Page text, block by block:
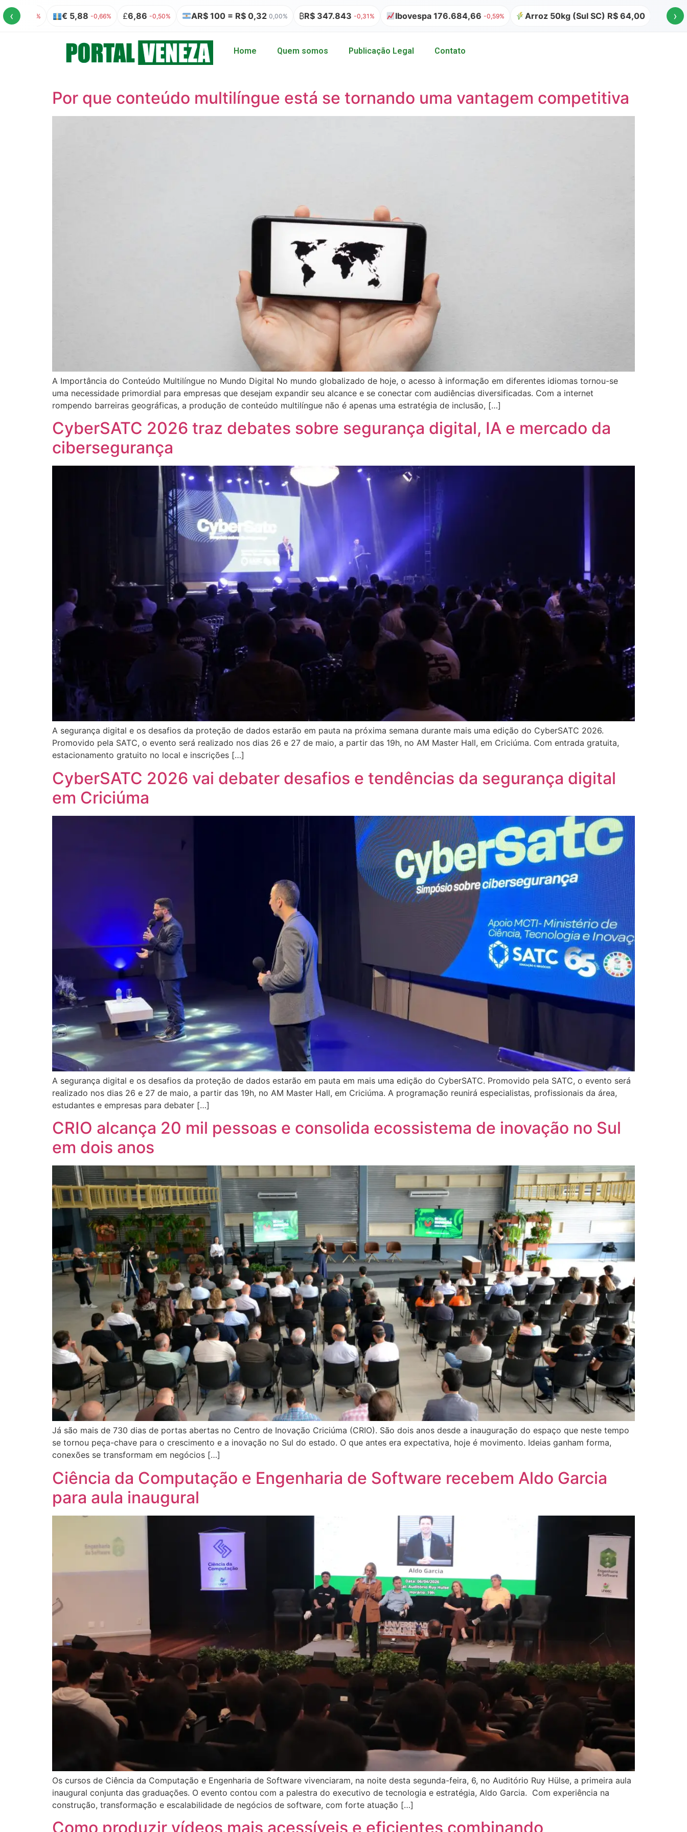
‹ -0,66% 6,86 -0,50% AR$ 100 = R$ 0,32 0,00% ₿R$ 347.843 -0,31% Ibovespa 176.684,66 -0,59% Arroz 50kg (Sul SC) R$ 64,00 Atualizado em 06/08 às
›
Home Quem somos Publicação Legal Contato
Por que conteúdo multilíngue está se tornando uma vantagem competitiva
A Importância do Conteúdo Multilíngue no Mundo Digital No mundo globalizado de hoje, o acesso à informação em diferentes idiomas tornou-se
uma necessidade primordial para empresas que desejam expandir seu alcance e se conectar com audiências diversificadas. Com a internet
rompendo barreiras geográficas, a produção de conteúdo multilíngue não é apenas uma estratégia de inclusão, […]
CyberSATC 2026 traz debates sobre segurança digital, IA e mercado da
cibersegurança
A segurança digital e os desafios da proteção de dados estarão em pauta na próxima semana durante mais uma edição do CyberSATC 2026.
Promovido pela SATC, o evento será realizado nos dias 26 e 27 de maio, a partir das 19h, no AM Master Hall, em Criciúma. Com entrada gratuita,
estacionamento gratuito no local e inscrições […]
CyberSATC 2026 vai debater desafios e tendências da segurança digital
em Criciúma
A segurança digital e os desafios da proteção de dados estarão em pauta em mais uma edição do CyberSATC. Promovido pela SATC, o evento será
realizado nos dias 26 e 27 de maio, a partir das 19h, no AM Master Hall, em Criciúma. A programação reunirá especialistas, profissionais da área,
estudantes e empresas para debater […]
CRIO alcança 20 mil pessoas e consolida ecossistema de inovação no Sul
em dois anos
Já são mais de 730 dias de portas abertas no Centro de Inovação Criciúma (CRIO). São dois anos desde a inauguração do espaço que neste tempo
se tornou peça-chave para o crescimento e a inovação no Sul do estado. O que antes era expectativa, hoje é movimento. Ideias ganham forma,
conexões se transformam em negócios […]
Ciência da Computação e Engenharia de Software recebem Aldo Garcia
para aula inaugural
Os cursos de Ciência da Computação e Engenharia de Software vivenciaram, na noite desta segunda-feira, 6, no Auditório Ruy Hülse, a primeira aula
inaugural conjunta das graduações. O evento contou com a palestra do executivo de tecnologia e estratégia, Aldo Garcia. Com experiência na
construção, transformação e escalabilidade de negócios de software, com forte atuação […]
Como produzir vídeos mais acessíveis e eficientes combinando